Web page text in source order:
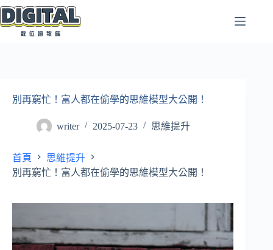
跳
至
別再窮忙！富人都在偷學的思維模型大公開！
writer 2025-07-23 思維提升
首頁
思維提升
別再窮忙！富人都在偷學的思維模型大公開！